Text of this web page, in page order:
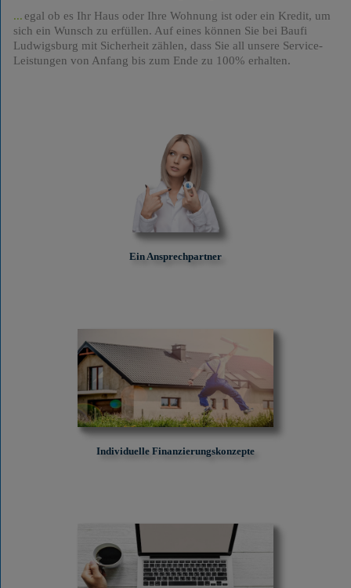
egal ob es Ihr Haus oder Ihre Wohnung ist oder ein Kredit, um
sich ein Wunsch zu erfüllen. Auf eines können Sie bei Baufi
Ludwigsburg mit Sicherheit zählen, dass Sie all unsere Service-
Leistungen von Anfang bis zum Ende zu 100% erhalten.
Ein Ansprechpartner
Individuelle Finanzierungskonzepte